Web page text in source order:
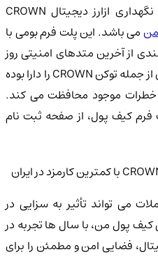
بهترین و مطمئن ترین راه برای نگهداری ازارز دیجیتال CROWN
می باشد. این پلت فرم بومی با
از آخرین متدهای امنیتی روز
دنیا، قابلیت نگهداری هزاران توکن از جمله توکن CROWN را دارا بوده
خطرات موجود محافظت می کند.
کیف پول، از صفحه ثبت نام
می تواند تأثیر به سزایی در
پول من، با سال ها تجربه در
فضایی امن و مطمئن را برای